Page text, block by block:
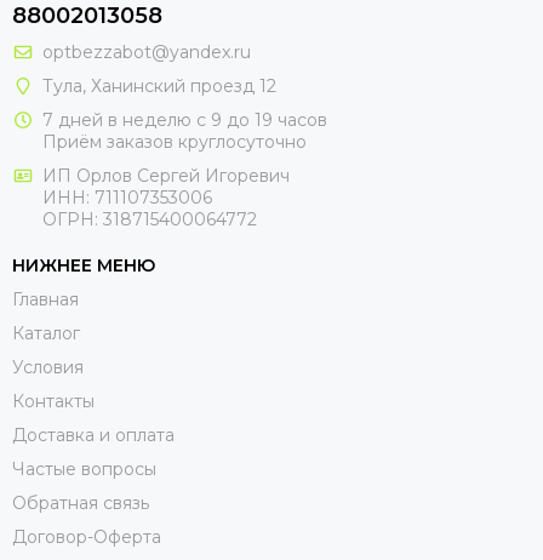
88002013058
optbezzabot@yandex.ru
Тула, Ханинский проезд 12
7 дней в неделю с 9 до 19 часов
Приём заказов круглосуточно
ИП Орлов Сергей Игоревич
ИНН: 711107353006
ОГРН: 318715400064772
НИЖНЕЕ МЕНЮ
Главная
Каталог
Условия
Контакты
Доставка и оплата
Частые вопросы
Обратная связь
Договор-Оферта